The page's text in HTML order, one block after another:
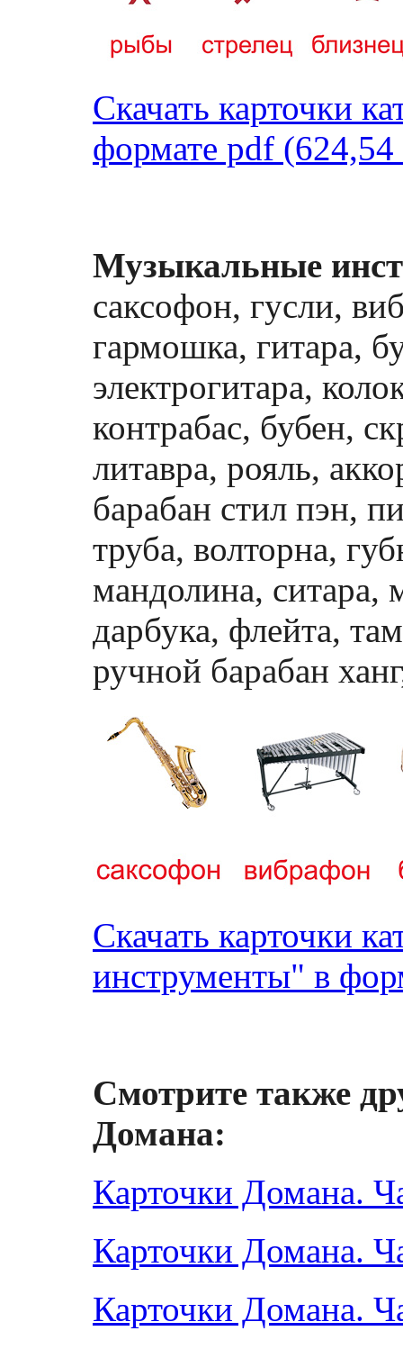
Скачать карточки
формате pdf
Музыкальные
саксофон, гусли,
гармошка, гитара,
электрогитара,
контрабас, бубен,
литавра, рояль,
барабан стил пэн,
труба, волторна,
мандолина, ситара,
дарбука, флейта,
ручной барабан
Скачать карточки
инструменты" в
Смотрите также
Домана:
Карточки Домана.
Карточки Домана.
Карточки Домана.